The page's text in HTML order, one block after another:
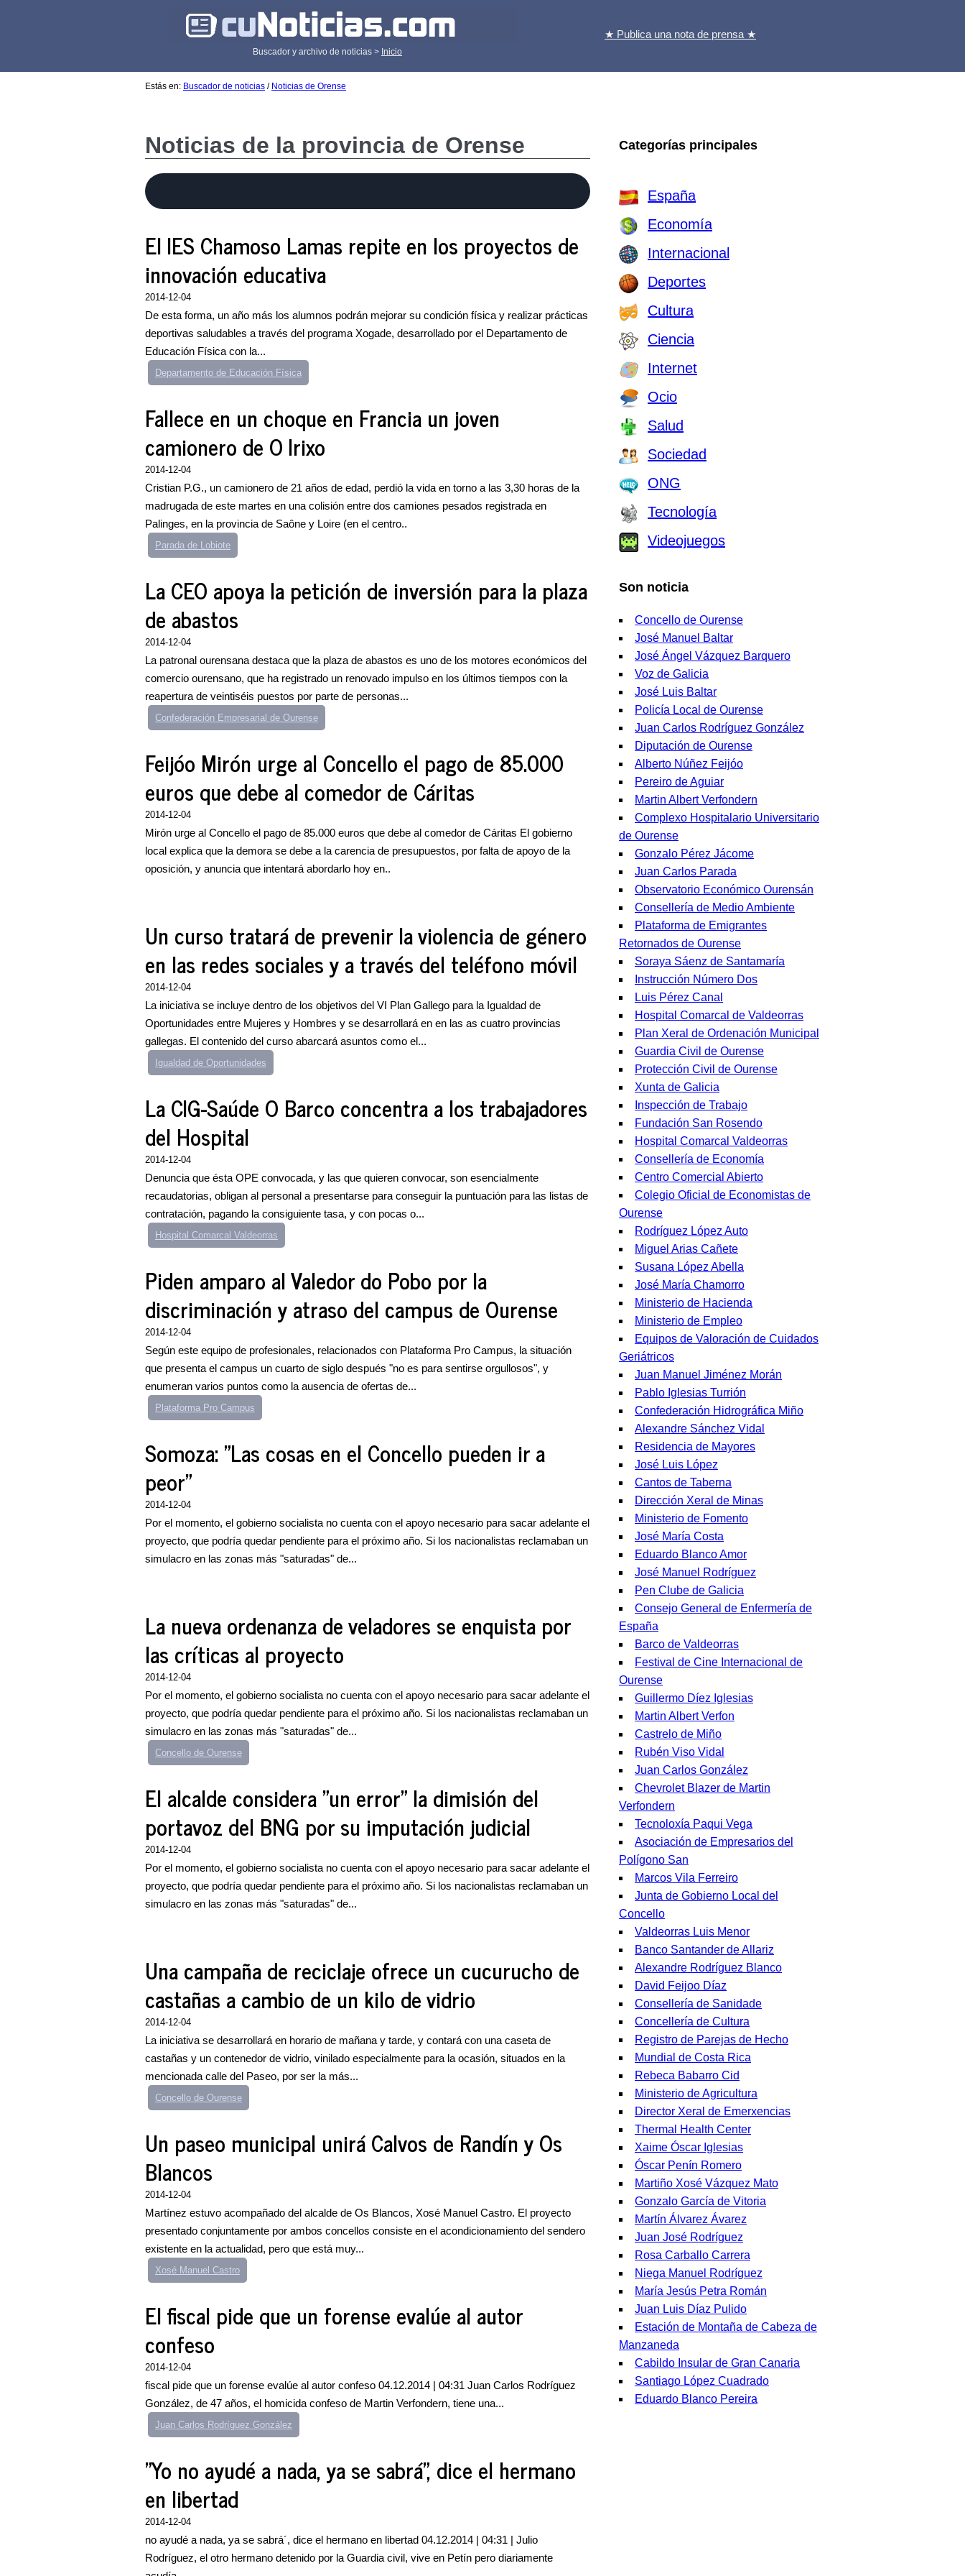
Buscador y archivo de noticias > Inicio
★ Publica una nota de prensa ★
Estás en: Buscador de noticias / Noticias de Orense
Noticias de la provincia de Orense
El IES Chamoso Lamas repite en los proyectos de
innovación educativa
2014-12-04
De esta forma, un año más los alumnos podrán mejorar su condición física y realizar prácticas
deportivas saludables a través del programa Xogade, desarrollado por el Departamento de
Educación Física con la...
Departamento de Educación Física
Fallece en un choque en Francia un joven
camionero de O Irixo
2014-12-04
Cristian P.G., un camionero de 21 años de edad, perdió la vida en torno a las 3,30 horas de la
madrugada de este martes en una colisión entre dos camiones pesados registrada en
Palinges, en la provincia de Saône y Loire (en el centro..
Parada de Lobiote
La CEO apoya la petición de inversión para la plaza
de abastos
2014-12-04
La patronal ourensana destaca que la plaza de abastos es uno de los motores económicos del
comercio ourensano, que ha registrado un renovado impulso en los últimos tiempos con la
reapertura de veintiséis puestos por parte de personas...
Confederación Empresarial de Ourense
Feijóo Mirón urge al Concello el pago de 85.000
euros que debe al comedor de Cáritas
2014-12-04
Mirón urge al Concello el pago de 85.000 euros que debe al comedor de Cáritas El gobierno
local explica que la demora se debe a la carencia de presupuestos, por falta de apoyo de la
oposición, y anuncia que intentará abordarlo hoy en..
Un curso tratará de prevenir la violencia de género
en las redes sociales y a través del teléfono móvil
2014-12-04
La iniciativa se incluye dentro de los objetivos del VI Plan Gallego para la Igualdad de
Oportunidades entre Mujeres y Hombres y se desarrollará en en las as cuatro provincias
gallegas. El contenido del curso abarcará asuntos como el...
Igualdad de Oportunidades
La CIG-Saúde O Barco concentra a los trabajadores
del Hospital
2014-12-04
Denuncia que ésta OPE convocada, y las que quieren convocar, son esencialmente
recaudatorias, obligan al personal a presentarse para conseguir la puntuación para las listas de
contratación, pagando la consiguiente tasa, y con pocas o...
Hospital Comarcal Valdeorras
Piden amparo al Valedor do Pobo por la
discriminación y atraso del campus de Ourense
2014-12-04
Según este equipo de profesionales, relacionados con Plataforma Pro Campus, la situación
que presenta el campus un cuarto de siglo después "no es para sentirse orgullosos", y
enumeran varios puntos como la ausencia de ofertas de...
Plataforma Pro Campus
Somoza: "Las cosas en el Concello pueden ir a
peor"
2014-12-04
Por el momento, el gobierno socialista no cuenta con el apoyo necesario para sacar adelante el
proyecto, que podría quedar pendiente para el próximo año. Si los nacionalistas reclamaban un
simulacro en las zonas más "saturadas" de...
La nueva ordenanza de veladores se enquista por
las críticas al proyecto
2014-12-04
Por el momento, el gobierno socialista no cuenta con el apoyo necesario para sacar adelante el
proyecto, que podría quedar pendiente para el próximo año. Si los nacionalistas reclamaban un
simulacro en las zonas más "saturadas" de...
Concello de Ourense
El alcalde considera "un error" la dimisión del
portavoz del BNG por su imputación judicial
2014-12-04
Por el momento, el gobierno socialista no cuenta con el apoyo necesario para sacar adelante el
proyecto, que podría quedar pendiente para el próximo año. Si los nacionalistas reclamaban un
simulacro en las zonas más "saturadas" de...
Una campaña de reciclaje ofrece un cucurucho de
castañas a cambio de un kilo de vidrio
2014-12-04
La iniciativa se desarrollará en horario de mañana y tarde, y contará con una caseta de
castañas y un contenedor de vidrio, vinilado especialmente para la ocasión, situados en la
mencionada calle del Paseo, por ser la más...
Concello de Ourense
Un paseo municipal unirá Calvos de Randín y Os
Blancos
2014-12-04
Martínez estuvo acompañado del alcalde de Os Blancos, Xosé Manuel Castro. El proyecto
presentado conjuntamente por ambos concellos consiste en el acondicionamiento del sendero
existente en la actualidad, pero que está muy...
Xosé Manuel Castro
El fiscal pide que un forense evalúe al autor
confeso
2014-12-04
fiscal pide que un forense evalúe al autor confeso 04.12.2014 | 04:31 Juan Carlos Rodríguez
González, de 47 años, el homicida confeso de Martin Verfondern, tiene una...
Juan Carlos Rodríguez González
"Yo no ayudé a nada, ya se sabrá", dice el hermano
en libertad
2014-12-04
no ayudé a nada, ya se sabrá´, dice el hermano en libertad 04.12.2014 | 04:31 | Julio
Rodríguez, el otro hermano detenido por la Guardia civil, vive en Petín pero diariamente
Categorías principales
España
Economía
Internacional
Deportes
Cultura
Ciencia
Internet
Ocio
Salud
Sociedad
ONG
Tecnología
Videojuegos
Son noticia
Concello de Ourense
José Manuel Baltar
José Ángel Vázquez Barquero
Voz de Galicia
José Luis Baltar
Policía Local de Ourense
Juan Carlos Rodríguez González
Diputación de Ourense
Alberto Núñez Feijóo
Pereiro de Aguiar
Martin Albert Verfondern
Complexo Hospitalario Universitario
de Ourense
Gonzalo Pérez Jácome
Juan Carlos Parada
Observatorio Económico Ourensán
Consellería de Medio Ambiente
Plataforma de Emigrantes
Retornados de Ourense
Soraya Sáenz de Santamaría
Instrucción Número Dos
Luis Pérez Canal
Hospital Comarcal de Valdeorras
Plan Xeral de Ordenación Municipal
Guardia Civil de Ourense
Protección Civil de Ourense
Xunta de Galicia
Inspección de Trabajo
Fundación San Rosendo
Hospital Comarcal Valdeorras
Consellería de Economía
Centro Comercial Abierto
Colegio Oficial de Economistas de
Ourense
Rodríguez López Auto
Miguel Arias Cañete
Susana López Abella
José María Chamorro
Ministerio de Hacienda
Ministerio de Empleo
Equipos de Valoración de Cuidados
Geriátricos
Juan Manuel Jiménez Morán
Pablo Iglesias Turrión
Confederación Hidrográfica Miño
Alexandre Sánchez Vidal
Residencia de Mayores
José Luis López
Cantos de Taberna
Dirección Xeral de Minas
Ministerio de Fomento
José María Costa
Eduardo Blanco Amor
José Manuel Rodríguez
Pen Clube de Galicia
Consejo General de Enfermería de
España
Barco de Valdeorras
Festival de Cine Internacional de
Ourense
Guillermo Díez Iglesias
Martin Albert Verfon
Castrelo de Miño
Rubén Viso Vidal
Juan Carlos González
Chevrolet Blazer de Martin
Verfondern
Tecnoloxía Paqui Vega
Asociación de Empresarios del
Polígono San
Marcos Vila Ferreiro
Junta de Gobierno Local del
Concello
Valdeorras Luis Menor
Banco Santander de Allariz
Alexandre Rodríguez Blanco
David Feijoo Díaz
Consellería de Sanidade
Concellería de Cultura
Registro de Parejas de Hecho
Mundial de Costa Rica
Rebeca Babarro Cid
Ministerio de Agricultura
Director Xeral de Emerxencias
Thermal Health Center
Xaime Óscar Iglesias
Óscar Penín Romero
Martiño Xosé Vázquez Mato
Gonzalo García de Vitoria
Martín Álvarez Ávarez
Juan José Rodríguez
Rosa Carballo Carrera
Niega Manuel Rodríguez
María Jesús Petra Román
Juan Luis Díaz Pulido
Estación de Montaña de Cabeza de
Manzaneda
Cabildo Insular de Gran Canaria
Santiago López Cuadrado
Eduardo Blanco Pereira